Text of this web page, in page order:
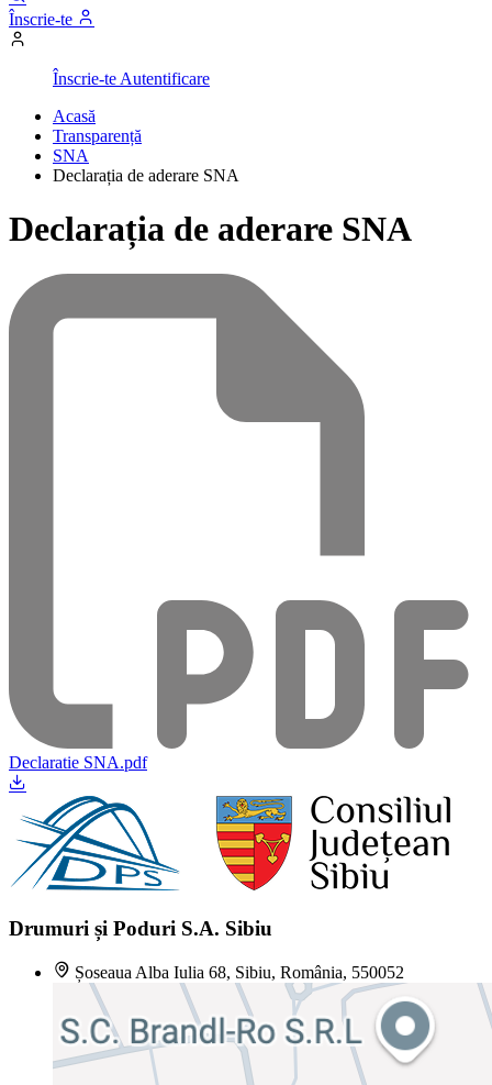
Înscrie-te
Înscrie-te Autentificare
Acasă
Transparență
SNA
Declarația de aderare SNA
Declarația de aderare SNA
Declaratie SNA.pdf
Drumuri și Poduri S.A. Sibiu
Șoseaua Alba Iulia 68, Sibiu, România, 550052